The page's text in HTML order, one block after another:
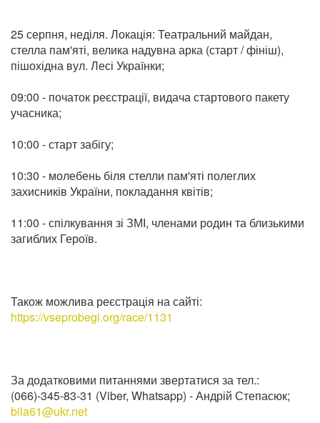
25 серпня, неділя. Локація: Театральний майдан,
стелла пам'яті, велика надувна арка (старт / фініш),
пішохідна вул. Лесі Українки;
09:00 - початок реєстрації, видача стартового пакету
учасника;
10:00 - старт забігу;
10:30 - молебень біля стелли пам'яті полеглих
захисників України, покладання квітів;
11:00 - спілкування зі ЗМІ, членами родин та близькими
загиблих Героїв.
Також можлива реєстрація на сайті:
https://vseprobegi.org/race/1131
За додатковими питаннями звертатися за тел.:
(066)-345-83-31 (Viber, Whatsapp) - Андрій Степасюк;
bila61@ukr.net